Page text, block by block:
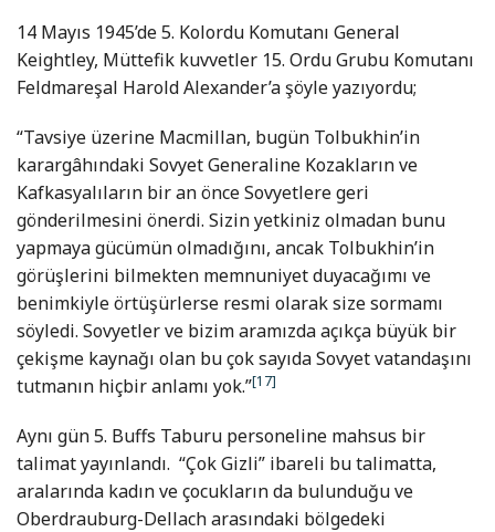
14 Mayıs 1945’de 5. Kolordu Komutanı General
Keightley, Müttefik kuvvetler 15. Ordu Grubu Komutanı
Feldmareşal Harold Alexander’a şöyle yazıyordu;
“Tavsiye üzerine Macmillan, bugün Tolbukhin’in
karargâhındaki Sovyet Generaline Kozakların ve
Kafkasyalıların bir an önce Sovyetlere geri
gönderilmesini önerdi. Sizin yetkiniz olmadan bunu
yapmaya gücümün olmadığını, ancak Tolbukhin’in
görüşlerini bilmekten memnuniyet duyacağımı ve
benimkiyle örtüşürlerse resmi olarak size sormamı
söyledi. Sovyetler ve bizim aramızda açıkça büyük bir
çekişme kaynağı olan bu çok sayıda Sovyet vatandaşını
tutmanın hiçbir anlamı yok.”[17]
Aynı gün 5. Buffs Taburu personeline mahsus bir
talimat yayınlandı. “Çok Gizli” ibareli bu talimatta,
aralarında kadın ve çocukların da bulunduğu ve
Oberdrauburg-Dellach arasındaki bölgedeki